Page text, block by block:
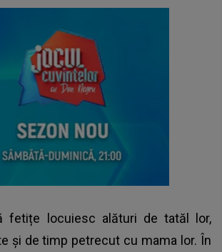
fetițe locuiesc alături de tatăl lor,
și de timp petrecut cu mama lor. În